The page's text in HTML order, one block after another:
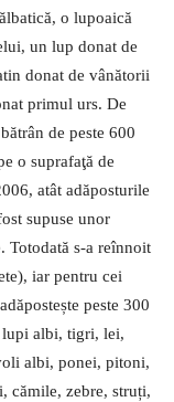
o lupoaică
un lup donat de
donat de vânătorii
primul urs. De
de peste 600
o suprafaţă de
atât adăposturile
supuse unor
Totodată s-a reînnoit
iar pentru cei
peste 300
lupi albi, tigri, lei,
albi, ponei, pitoni,
cămile, zebre, struți,